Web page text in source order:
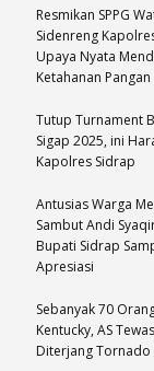
Resmikan SPPG
Sidenreng
Upaya Nyata
Ketahanan Pangan
Tutup Turnament
Sigap 2025, ini
Kapolres Sidrap
Antusias Warga
Sambut Andi
Bupati Sidrap
Apresiasi
Sebanyak 70
Kentucky, AS
Diterjang Tornado